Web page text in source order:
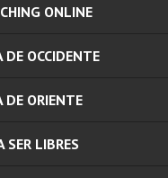
ONLINE
DE OCCIDENTE
DE ORIENTE
SER LIBRES